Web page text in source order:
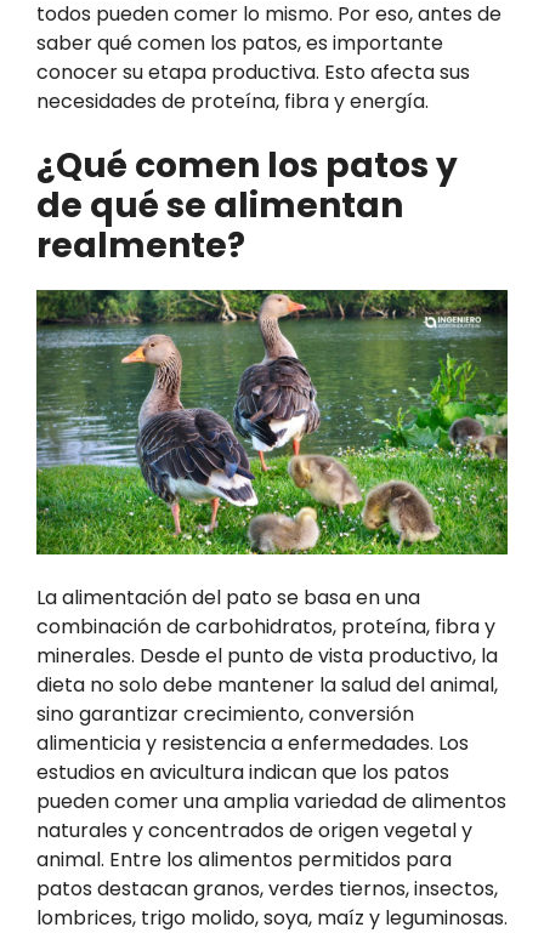
todos pueden comer lo mismo. Por eso, antes de
saber qué comen los patos, es importante
conocer su etapa productiva. Esto afecta sus
necesidades de proteína, fibra y energía.
¿Qué comen los patos y
de qué se alimentan
realmente?
La alimentación del pato se basa en una
combinación de carbohidratos, proteína, fibra y
minerales. Desde el punto de vista productivo, la
dieta no solo debe mantener la salud del animal,
sino garantizar crecimiento, conversión
alimenticia y resistencia a enfermedades. Los
estudios en avicultura indican que los patos
pueden comer una amplia variedad de alimentos
naturales y concentrados de origen vegetal y
animal. Entre los alimentos permitidos para
patos destacan granos, verdes tiernos, insectos,
lombrices, trigo molido, soya, maíz y leguminosas.